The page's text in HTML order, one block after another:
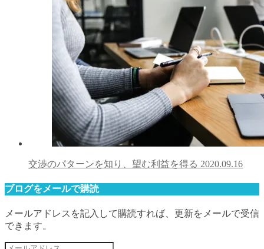
交渉のパターンを知り、望む利益を得る 2020.09.16
ブログをメールで購読
メールアドレスを記入して購読すれば、更新をメールで受信
できます。